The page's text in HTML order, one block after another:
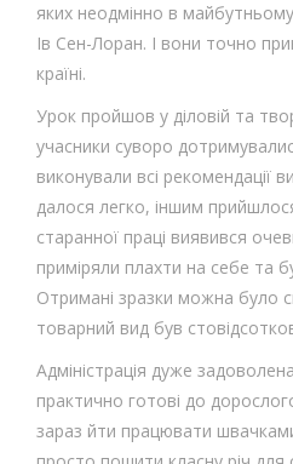
яких неодмінно в
Ів Сен-Лоран. І вони точно
країні.
Урок пройшов у діловій та
учасники суворо
виконували всі рекомендації
далося легко, іншим
старанної праці виявився
приміряли плахти на себе та
Отримані зразки можна було
товарний вид був
Адміністрація дуже
практично готові до
зараз йти працювати